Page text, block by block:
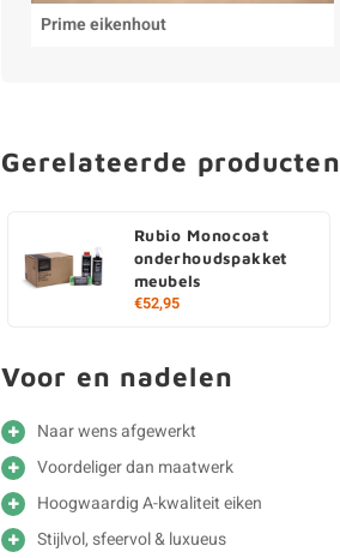
Prime eikenhout
Gerelateerde producten
Rubio Monocoat
onderhoudspakket
meubels
€52,95
Voor en nadelen
Naar wens afgewerkt
Voordeliger dan maatwerk
Hoogwaardig A-kwaliteit eiken
Stijlvol, sfeervol & luxueus